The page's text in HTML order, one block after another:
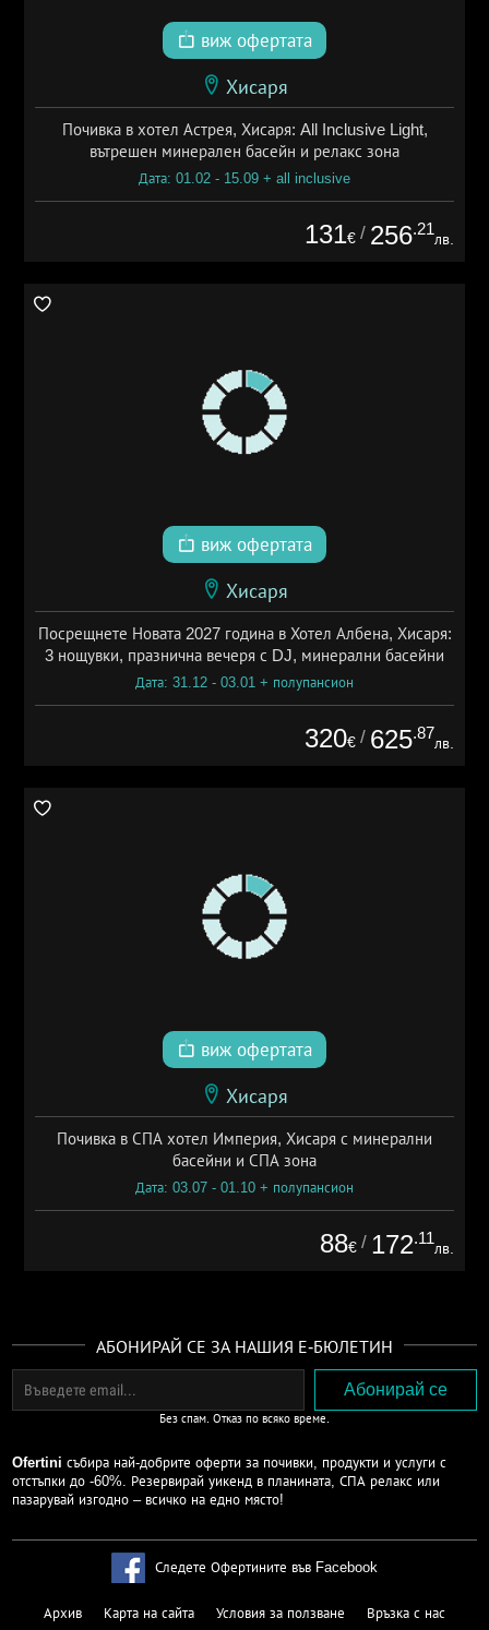
виж офертата
Хисаря
Почивка в хотел Астрея, Хисаря: All Inclusive Light,
вътрешен минерален басейн и релакс зона
Дата: 01.02 - 15.09 + all inclusive
131€ / 256.21
лв.
виж офертата
Хисаря
Посрещнете Новата 2027 година в Хотел Албена, Хисаря:
3 нощувки, празнична вечеря с DJ, минерални басейни
Дата: 31.12 - 03.01 + полупансион
320€ / 625.87
лв.
виж офертата
Хисаря
Почивка в СПА хотел Империя, Хисаря с минерални
басейни и СПА зона
Дата: 03.07 - 01.10 + полупансион
88€ / 172.11
лв.
АБОНИРАЙ СЕ ЗА НАШИЯ Е-БЮЛЕТИН
Без спам. Отказ по всяко време.
Ofertini събира най-добрите оферти за почивки, продукти и услуги с
отстъпки до -60%. Резервирай уикенд в планината, СПА релакс или
пазарувай изгодно – всичко на едно място!
Следете Офертините във Facebook
Архив Карта на сайта Условия за ползване Връзка с нас